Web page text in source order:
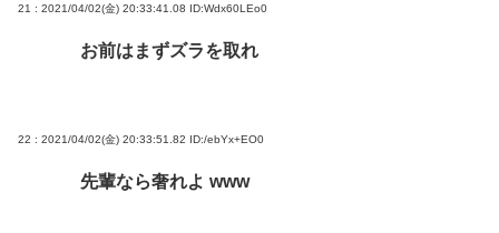
21 : 2021/04/02(金) 20:33:41.08 ID:Wdx60LEo0
お前はまずズラを取れ
22 : 2021/04/02(金) 20:33:51.82 ID:/ebYx+EO0
先輩なら奢れよ www